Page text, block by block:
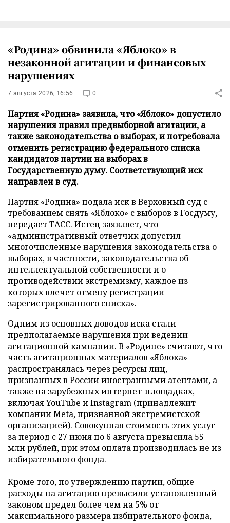
«Родина» обвинила «Яблоко» в
незаконной агитации и финансовых
нарушениях
7 августа 2026, 16:56 0
Партия «Родина» заявила, что «Яблоко» допустило
нарушения правил предвыборной агитации, а
также законодательства о выборах, и потребовала
отменить регистрацию федерального списка
кандидатов партии на выборах в
Государственную думу. Соответствующий иск
направлен в суд.
Партия «Родина» подала иск в Верховный суд с
требованием снять «Яблоко» с выборов в Госдуму,
передаетТАСС. Истец заявляет, что
«административный ответчик допустил
многочисленные нарушения законодательства о
выборах, в частности, законодательства об
интеллектуальной собственности и о
противодействии экстремизму, каждое из
которых влечет отмену регистрации
зарегистрированного списка».
Одним из основных доводов иска стали
предполагаемые нарушения при ведении
агитационной кампании. В «Родине» считают, что
часть агитационных материалов «Яблока»
распространялась через ресурсы лиц,
признанных в России иностранными агентами, а
также на зарубежных интернет-площадках,
включая YouTube и Instagram (принадлежит
компании Meta, признанной экстремистской
организацией). Совокупная стоимость этих услуг
за период с 27 июня по 6 августа превысила 55
млн рублей, при этом оплата производилась не из
избирательного фонда.
Кроме того, по утверждению партии, общие
расходы на агитацию превысили установленный
законом предел более чем на 5% от
максимального размера избирательного фонда,